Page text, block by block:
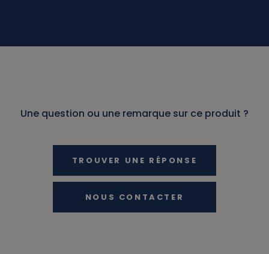
Une question ou une remarque sur ce produit ?
TROUVER UNE RÉPONSE
NOUS CONTACTER